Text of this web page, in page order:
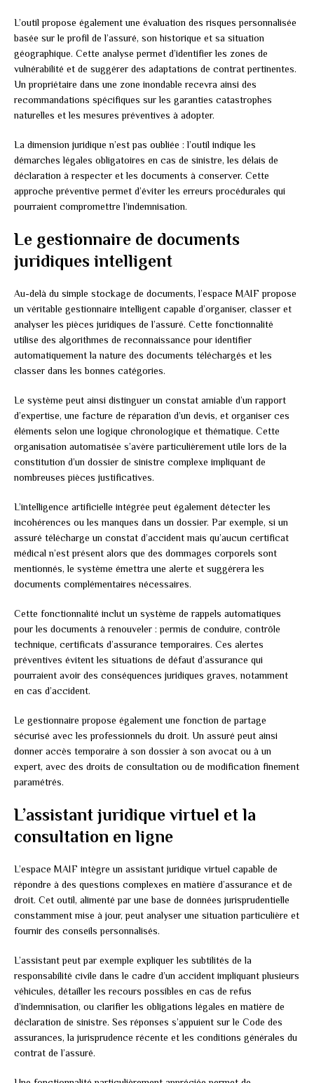
L’outil propose également une évaluation des risques personnalisée
basée sur le profil de l’assuré, son historique et sa situation
géographique. Cette analyse permet d’identifier les zones de
vulnérabilité et de suggérer des adaptations de contrat pertinentes.
Un propriétaire dans une zone inondable recevra ainsi des
recommandations spécifiques sur les garanties catastrophes
naturelles et les mesures préventives à adopter.
La dimension juridique n’est pas oubliée : l’outil indique les
démarches légales obligatoires en cas de sinistre, les délais de
déclaration à respecter et les documents à conserver. Cette
approche préventive permet d’éviter les erreurs procédurales qui
pourraient compromettre l’indemnisation.
Le gestionnaire de documents
juridiques intelligent
Au-delà du simple stockage de documents, l’espace MAIF propose
un véritable gestionnaire intelligent capable d’organiser, classer et
analyser les pièces juridiques de l’assuré. Cette fonctionnalité
utilise des algorithmes de reconnaissance pour identifier
automatiquement la nature des documents téléchargés et les
classer dans les bonnes catégories.
Le système peut ainsi distinguer un constat amiable d’un rapport
d’expertise, une facture de réparation d’un devis, et organiser ces
éléments selon une logique chronologique et thématique. Cette
organisation automatisée s’avère particulièrement utile lors de la
constitution d’un dossier de sinistre complexe impliquant de
nombreuses pièces justificatives.
L’intelligence artificielle intégrée peut également détecter les
incohérences ou les manques dans un dossier. Par exemple, si un
assuré télécharge un constat d’accident mais qu’aucun certificat
médical n’est présent alors que des dommages corporels sont
mentionnés, le système émettra une alerte et suggérera les
documents complémentaires nécessaires.
Cette fonctionnalité inclut un système de rappels automatiques
pour les documents à renouveler : permis de conduire, contrôle
technique, certificats d’assurance temporaires. Ces alertes
préventives évitent les situations de défaut d’assurance qui
pourraient avoir des conséquences juridiques graves, notamment
en cas d’accident.
Le gestionnaire propose également une fonction de partage
sécurisé avec les professionnels du droit. Un assuré peut ainsi
donner accès temporaire à son dossier à son avocat ou à un
expert, avec des droits de consultation ou de modification finement
paramétrés.
L’assistant juridique virtuel et la
consultation en ligne
L’espace MAIF intègre un assistant juridique virtuel capable de
répondre à des questions complexes en matière d’assurance et de
droit. Cet outil, alimenté par une base de données jurisprudentielle
constamment mise à jour, peut analyser une situation particulière et
fournir des conseils personnalisés.
L’assistant peut par exemple expliquer les subtilités de la
responsabilité civile dans le cadre d’un accident impliquant plusieurs
véhicules, détailler les recours possibles en cas de refus
d’indemnisation, ou clarifier les obligations légales en matière de
déclaration de sinistre. Ses réponses s’appuient sur le Code des
assurances, la jurisprudence récente et les conditions générales du
contrat de l’assuré.